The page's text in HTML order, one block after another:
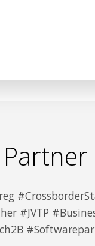
Partner
#JVTP